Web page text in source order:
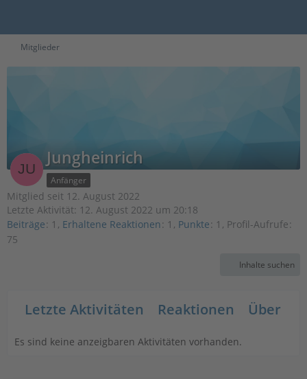
Mitglieder
Jungheinrich
Anfänger
Mitglied seit 12. August 2022
Letzte Aktivität: 12. August 2022 um 20:18
Beiträge
1 Erhaltene Reaktionen 1 Punkte 1
Profil-Aufrufe
75
Inhalte suchen
Letzte Aktivitäten Reaktionen Über
Es sind keine anzeigbaren Aktivitäten vorhanden.